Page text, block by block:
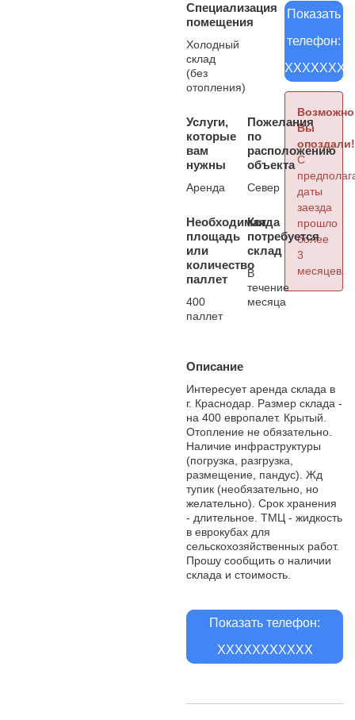
Показать
телефон:
Возможно
Вы
опоздали!
С
даты
заезда
прошло
более
3
месяцев.
Специализация
помещения
Холодный
склад
(без
отопления)
Услуги,
которые
вам
нужны
Аренда
Необходимая
площадь
или
количество
паллет
400
паллет
Пожелания
по
расположению
объекта
Север
Когда
потребуется
склад
В
течение
месяца
Описание
Интересует аренда склада в
г. Краснодар. Размер склада -
на 400 европалет. Крытый.
Отопление не обязательно.
Наличие инфраструктуры
(погрузка, разгрузка,
размещение, пандус). Жд
тупик (необязательно, но
желательно). Срок хранения
- длительное. ТМЦ - жидкость
в еврокубах для
сельскохозяйственных работ.
Прошу сообщить о наличии
склада и стоимость.
Показать телефон:
XXXXXXXXXXX